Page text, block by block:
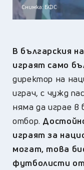
Снимка: БФС
В българския
играят само
директор на
играч, с чужд
няма да играе в
отбор.
играят за
могат, това
футболисти